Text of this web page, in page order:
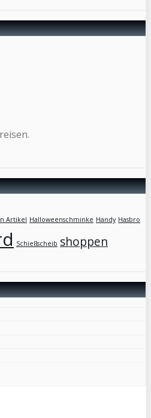
Artikel Halloweenschminke Handy Hasbro
Schießscheib shoppen